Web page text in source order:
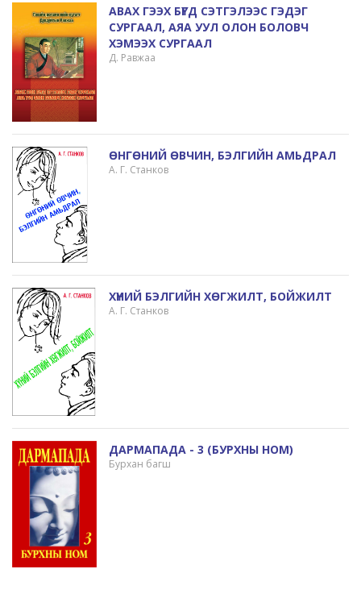
АВАХ ГЭЭХ БҮГД СЭТГЭЛЭЭС ГЭДЭГ
СУРГААЛ, АЯА УУЛ ОЛОН БОЛОВЧ
ХЭМЭЭХ СУРГААЛ
Д. Равжаа
ӨНГӨНИЙ ӨВЧИН, БЭЛГИЙН АМЬДРАЛ
А. Г. Станков
ХҮНИЙ БЭЛГИЙН ХӨГЖИЛТ, БОЙЖИЛТ
А. Г. Станков
ДАРМАПАДА - 3 (БУРХНЫ HOM)
Бурхан багш